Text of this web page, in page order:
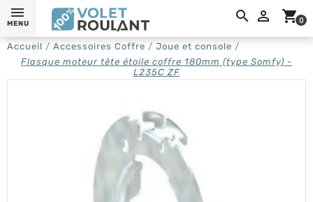
 shopping_cart0
MENU
Accueil Accessoires Coffre
Joue et console
Flasque moteur tête étoile coffre 180mm (type Somfy) -
L235C ZF